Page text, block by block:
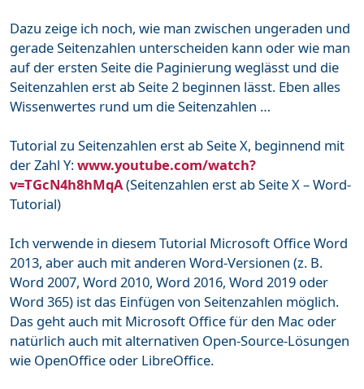
Dazu zeige ich noch, wie man zwischen ungeraden und
gerade Seitenzahlen unterscheiden kann oder wie man
auf der ersten Seite die Paginierung weglässt und die
Seitenzahlen erst ab Seite 2 beginnen lässt. Eben alles
Wissenwertes rund um die Seitenzahlen …
Tutorial zu Seitenzahlen erst ab Seite X, beginnend mit
der Zahl Y:www.youtube.com/watch?
v=TGcN4h8hMqA(Seitenzahlen erst ab Seite X – Word-
Tutorial)
Ich verwende in diesem Tutorial Microsoft Office Word
2013, aber auch mit anderen Word-Versionen (z. B.
Word 2007, Word 2010, Word 2016, Word 2019 oder
Word 365) ist das Einfügen von Seitenzahlen möglich.
Das geht auch mit Microsoft Office für den Mac oder
natürlich auch mit alternativen Open-Source-Lösungen
wie OpenOffice oder LibreOffice.